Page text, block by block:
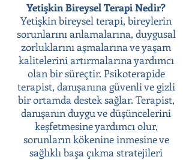
Yetişkin Bireysel Terapi Nedir?
Yetişkin bireysel terapi, bireylerin
sorunlarını anlamalarına, duygusal
zorluklarını aşmalarına ve yaşam
kalitelerini artırmalarına yardımcı
olan bir süreçtir. Psikoterapide
terapist, danışanına güvenli ve gizli
bir ortamda destek sağlar. Terapist,
danışanın duygu ve düşüncelerini
keşfetmesine yardımcı olur,
sorunların kökenine inmesine ve
sağlıklı başa çıkma stratejileri